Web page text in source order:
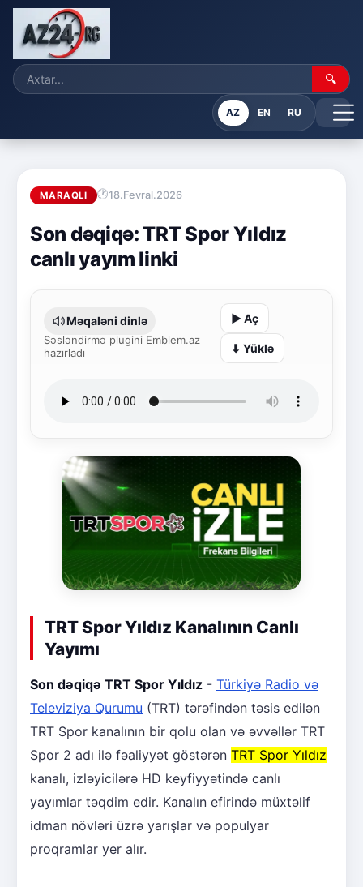
🔍
AZ EN RU
MARAQLI 18.Fevral.2026
Son dəqiqə: TRT Spor Yıldız
canlı yayım linki
Məqaləni dinlə
Səsləndirmə plugini Emblem.az
hazırladı
▶ Aç
⬇ Yüklə
TRT Spor Yıldız Kanalının Canlı
Yayımı
Son dəqiqə TRT Spor Yıldız - Türkiyə Radio və
Televiziya Qurumu (TRT) tərəfindən təsis edilən
TRT Spor kanalının bir qolu olan və əvvəllər TRT
Spor 2 adı ilə fəaliyyət göstərən TRT Spor Yıldız
kanalı, izləyicilərə HD keyfiyyətində canlı
yayımlar təqdim edir. Kanalın efirində müxtəlif
idman növləri üzrə yarışlar və populyar
proqramlar yer alır.